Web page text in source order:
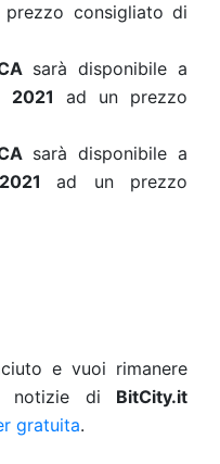
consigliato di
sarà disponibile a
2021 ad un prezzo
sarà disponibile a
ad un prezzo
e vuoi rimanere
notizie di BitCity.it
gratuita.